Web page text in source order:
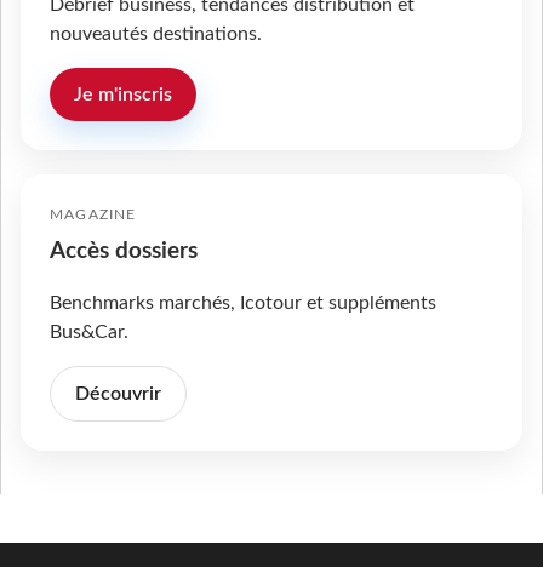
Débrief business, tendances distribution et
nouveautés destinations.
Je m'inscris
MAGAZINE
Accès dossiers
Benchmarks marchés, Icotour et suppléments
Bus&Car.
Découvrir